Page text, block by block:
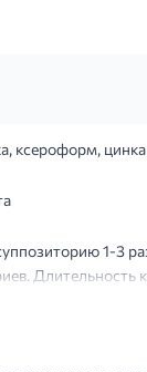
ксероформ,
1-3
Длительность